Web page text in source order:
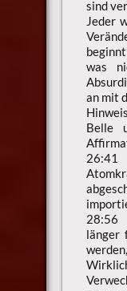
sind
Jeder
was
an mit
Belle
28:56
länger